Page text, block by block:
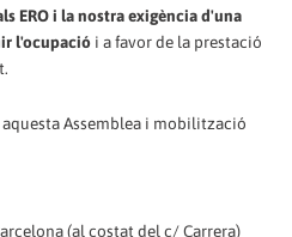
EROi la nostra exigència d'una
l'ocupació i a favor de la prestació
Assemblea i mobilització
(al costat del c/ Carrera)